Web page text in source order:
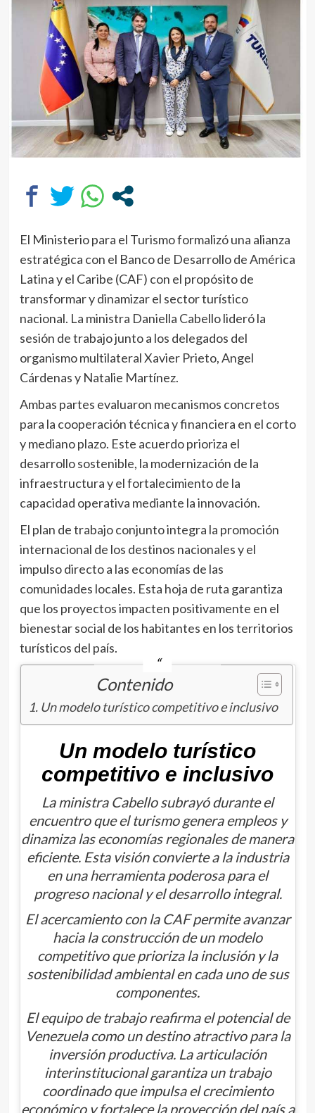
El Ministerio para el Turismo formalizó una alianza
estratégica con el Banco de Desarrollo de América
Latina y el Caribe (CAF) con el propósito de
transformar y dinamizar el sector turístico
nacional. La ministra Daniella Cabello lideró la
sesión de trabajo junto a los delegados del
organismo multilateral Xavier Prieto, Angel
Cárdenas y Natalie Martínez.
Ambas partes evaluaron mecanismos concretos
para la cooperación técnica y financiera en el corto
y mediano plazo. Este acuerdo prioriza el
desarrollo sostenible, la modernización de la
infraestructura y el fortalecimiento de la
capacidad operativa mediante la innovación.
El plan de trabajo conjunto integra la promoción
internacional de los destinos nacionales y el
impulso directo a las economías de las
comunidades locales. Esta hoja de ruta garantiza
que los proyectos impacten positivamente en el
bienestar social de los habitantes en los territorios
turísticos del país.
Contenido
Un modelo turístico competitivo e inclusivo
Un modelo turístico
competitivo e inclusivo
La ministra Cabello subrayó durante el
encuentro que el turismo genera empleos y
dinamiza las economías regionales de manera
eficiente. Esta visión convierte a la industria
en una herramienta poderosa para el
progreso nacional y el desarrollo integral.
El acercamiento con la CAF permite avanzar
hacia la construcción de un modelo
competitivo que prioriza la inclusión y la
sostenibilidad ambiental en cada uno de sus
componentes.
El equipo de trabajo reafirma el potencial de
Venezuela como un destino atractivo para la
inversión productiva. La articulación
interinstitucional garantiza un trabajo
coordinado que impulsa el crecimiento
económico y fortalece la proyección del país a